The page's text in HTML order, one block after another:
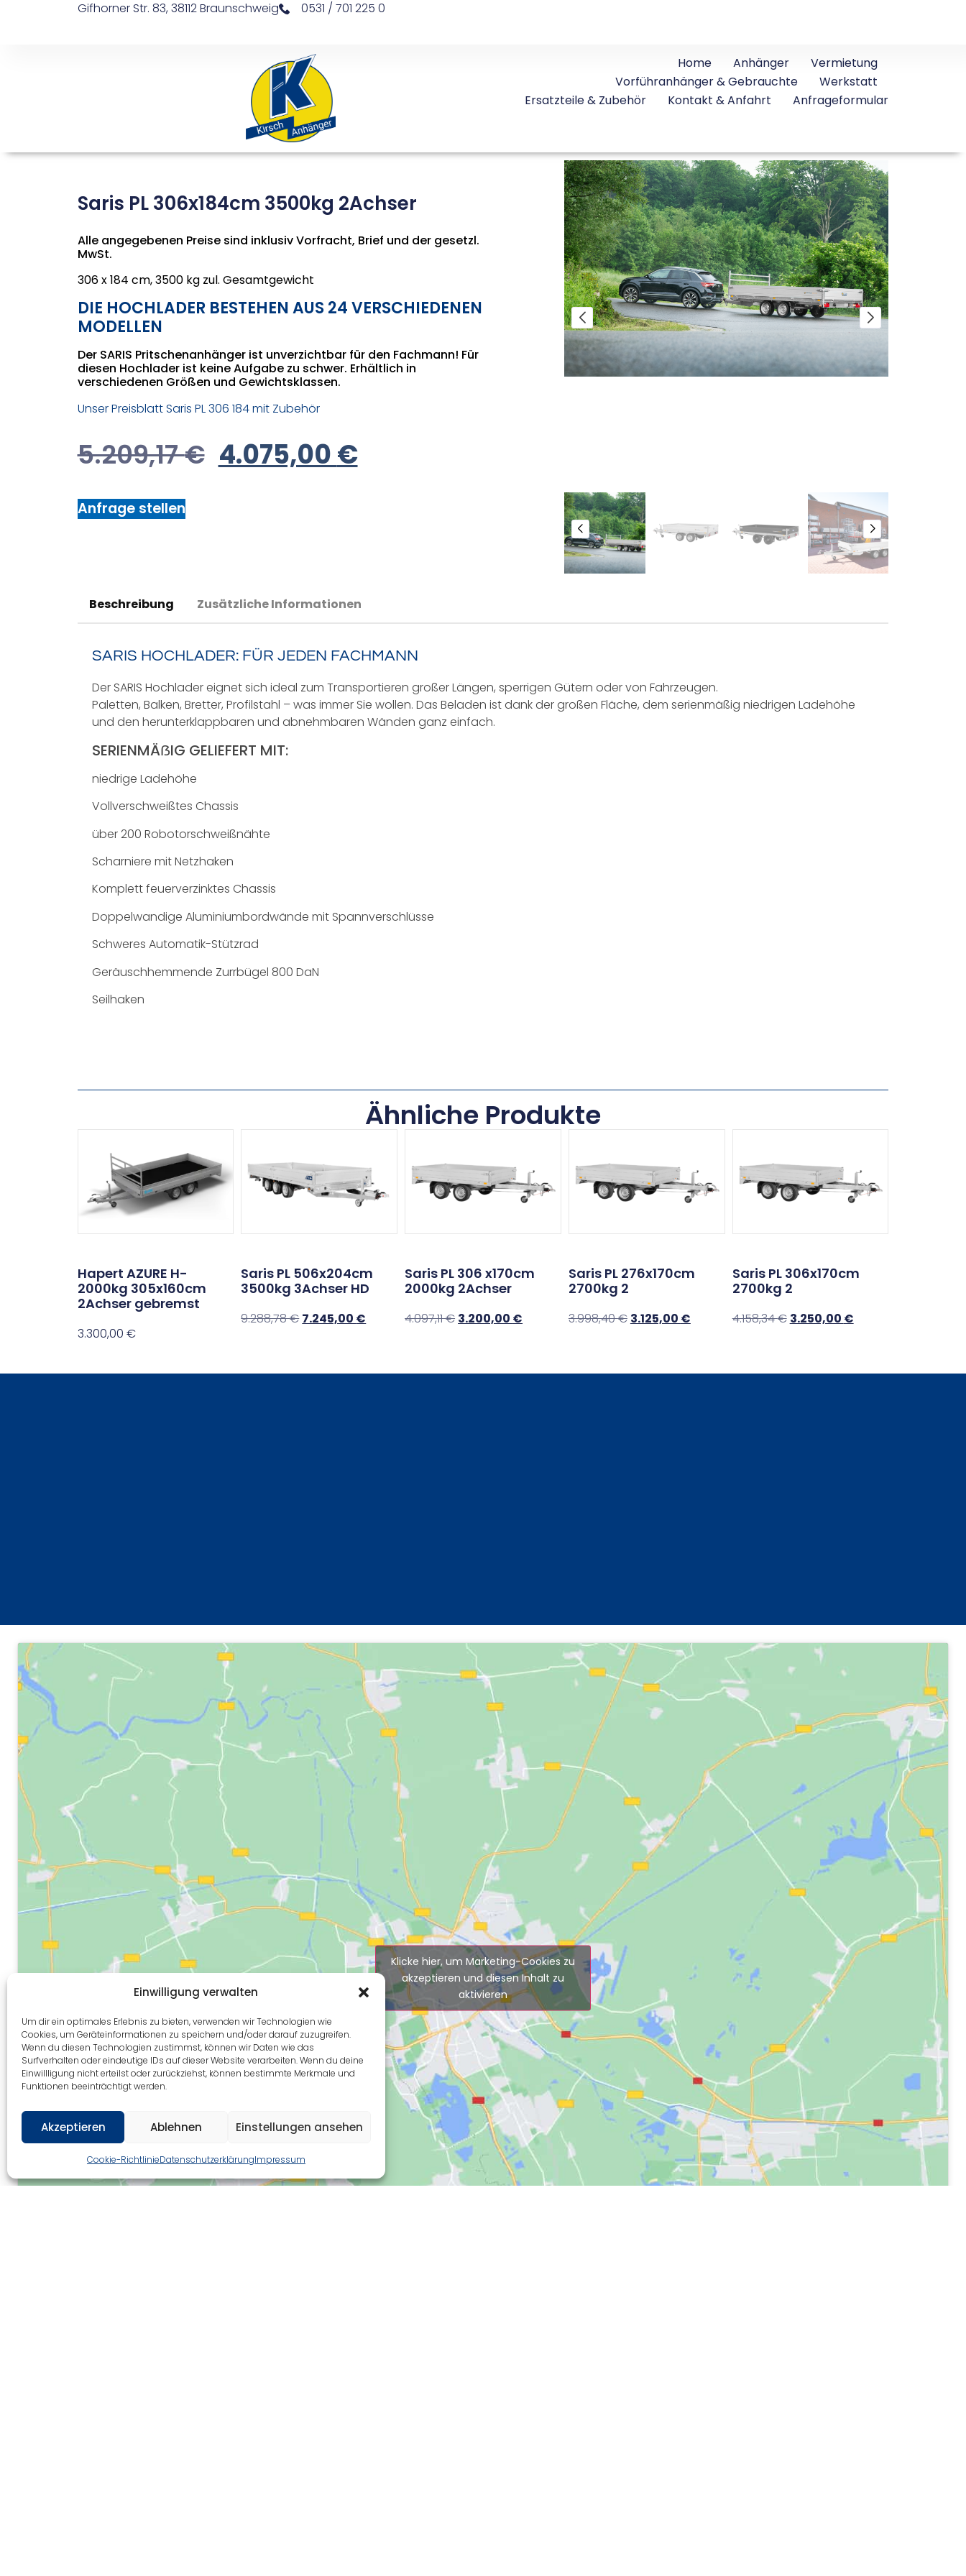
Einwilligung verwalten
Um dir ein optimales Erlebnis zu bieten, verwenden wir Technologien wie
Cookies, um Geräteinformationen zu speichern und/oder darauf zuzugreifen.
Wenn du diesen Technologien zustimmst, können wir Daten wie das
Surfverhalten oder eindeutige IDs auf dieser Website verarbeiten. Wenn du deine
Einwillligung nicht erteilst oder zurückziehst, können bestimmte Merkmale und
Funktionen beeinträchtigt werden.
Akzeptieren Ablehnen Einstellungen ansehen
Cookie-RichtlinieDatenschutzerklärungImpressum
Gifhorner Str. 83, 38112 Braunschweig 0531 / 701 225 0
Home Anhänger
Vermietung
Vorführanhänger & Gebrauchte
Werkstatt
Ersatzteile & Zubehör
Kontakt & Anfahrt Anfrageformular
Saris PL 306x184cm 3500kg 2Achser
Alle angegebenen Preise sind inklusiv Vorfracht, Brief und der gesetzl.
MwSt.
306 x 184 cm, 3500 kg zul. Gesamtgewicht
DIE HOCHLADER BESTEHEN AUS 24 VERSCHIEDENEN
MODELLEN
Der SARIS Pritschenanhänger ist unverzichtbar für den Fachmann! Für
diesen Hochlader ist keine Aufgabe zu schwer. Erhältlich in
verschiedenen Größen und Gewichtsklassen.
Unser Preisblatt Saris PL 306 184 mit Zubehör
5.209,17€ 4.075,00€
Anfrage stellen
Beschreibung Zusätzliche Informationen
SARIS HOCHLADER: FÜR JEDEN FACHMANN
Der SARIS Hochlader eignet sich ideal zum Transportieren großer Längen, sperrigen Gütern oder von Fahrzeugen.
Paletten, Balken, Bretter, Profilstahl – was immer Sie wollen. Das Beladen ist dank der großen Fläche, dem serienmäßig niedrigen Ladehöhe
und den herunterklappbaren und abnehmbaren Wänden ganz einfach.
SERIENMÄẞIG GELIEFERT MIT:
niedrige Ladehöhe
Vollverschweißtes Chassis
über 200 Robotorschweißnähte
Scharniere mit Netzhaken
Komplett feuerverzinktes Chassis
Doppelwandige Aluminiumbordwände mit Spannverschlüsse
Schweres Automatik-Stützrad
Geräuschhemmende Zurrbügel 800 DaN
Seilhaken
Ähnliche Produkte
Hapert AZURE H-
2000kg 305x160cm
2Achser gebremst
3.300,00 €
Saris PL 506x204cm
3500kg 3Achser HD
9.288,78€ 7.245,00 €
Saris PL 306 x170cm
2000kg 2Achser
4.097,11€ 3.200,00 €
Saris PL 276x170cm
2700kg 2
3.998,40€ 3.125,00 €
Saris PL 306x170cm
2700kg 2
4.158,34€ 3.250,00 €
Klicke hier, um Marketing-Cookies zu
akzeptieren und diesen Inhalt zu
aktivieren